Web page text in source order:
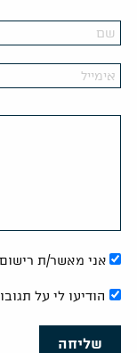
אני מאשר/ת רישום
הודיעו לי על
שליחה